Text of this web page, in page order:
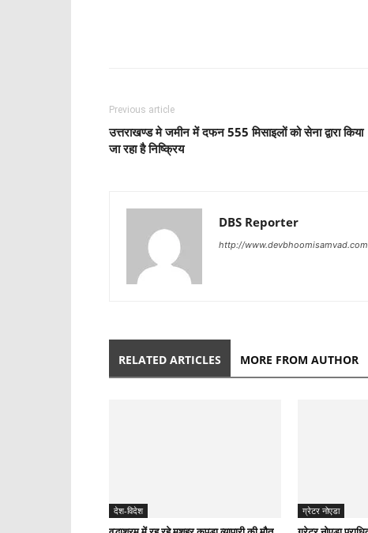
Previous article
उत्तराखण्ड मे जमीन में दफन 555 मिसाइलों को सेना द्वारा किया
जा रहा है निष्क्रिय
DBS Reporter
http://www.devbhoomisamvad.com
RELATED ARTICLES MORE FROM AUTHOR
देश-विदेश ग्रेटर नोएडा